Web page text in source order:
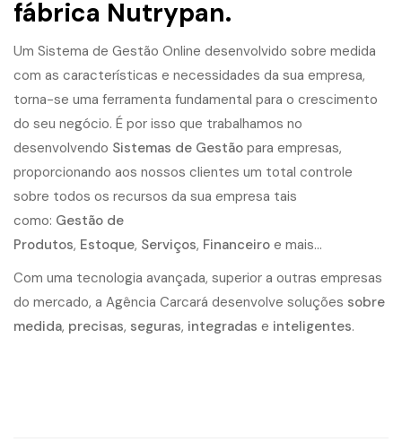
fábrica Nutrypan.
Um Sistema de Gestão Online desenvolvido sobre medida
com as características e necessidades da sua empresa,
torna-se uma ferramenta fundamental para o crescimento
do seu negócio. É por isso que trabalhamos no
desenvolvendo Sistemas de Gestão para empresas,
proporcionando aos nossos clientes um total controle
sobre todos os recursos da sua empresa tais
como: Gestão de
Produtos, Estoque, Serviços, Financeiro e mais…
Com uma tecnologia avançada, superior a outras empresas
do mercado, a Agência Carcará desenvolve soluções sobre
medida, precisas, seguras, integradas e inteligentes.